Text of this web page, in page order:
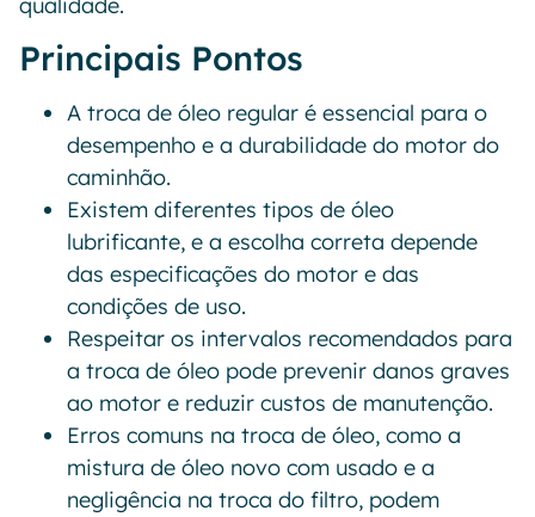
Principais Pontos
A troca de óleo regular é essencial para o
desempenho e a durabilidade do motor do
caminhão.
Existem diferentes tipos de óleo
lubrificante, e a escolha correta depende
das especificações do motor e das
condições de uso.
Respeitar os intervalos recomendados para
a troca de óleo pode prevenir danos graves
ao motor e reduzir custos de manutenção.
Erros comuns na troca de óleo, como a
mistura de óleo novo com usado e a
negligência na troca do filtro, podem